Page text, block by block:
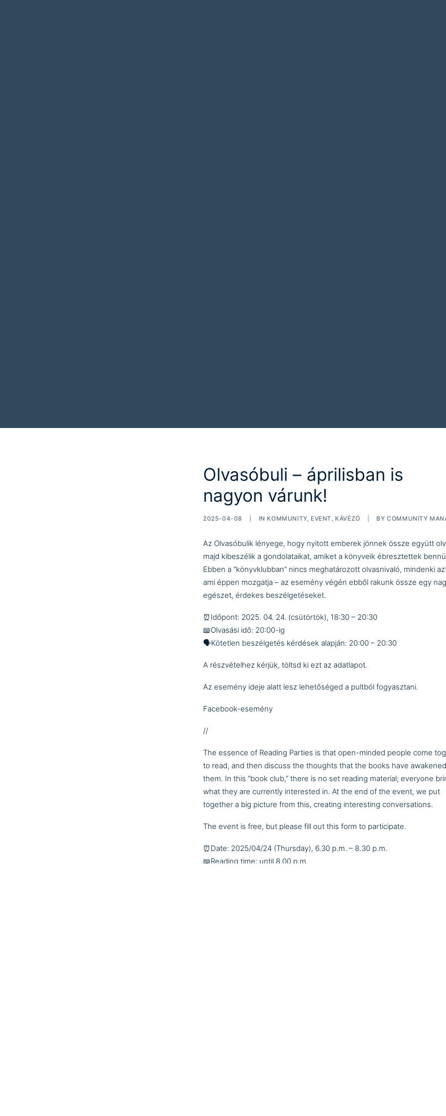
Olvasóbuli – áprilisban is
nagyon várunk!
2025-04-08 IN KOMMUNITY, EVENT, KÁVÉZÓ BYCOMMUNITY
Az Olvasóbulik lényege, hogy nyitott emberek jönnek össze együtt
majd kibeszélik a gondolataikat, amiket a könyveik ébresztettek
Ebben a “könyvklubban” nincs meghatározott olvasnivaló, mindenki
ami éppen mozgatja – az esemény végén ebből rakunk össze egy
egészet, érdekes beszélgetéseket.
⏰Időpont: 2025. 04. 24. (csütörtök), 18:30 – 20:30
📖Olvasási idő: 20:00-ig
🗣Kötetlen beszélgetés kérdések alapján: 20:00 – 20:30
A részvételhez kérjük, töltsd ki ezt az adatlapot.
Az esemény ideje alatt lesz lehetőséged a pultból fogyasztani.
Facebook-esemény
//
The essence of Reading Parties is that open-minded people come
to read, and then discuss the thoughts that the books have
them. In this “book club,” there is no set reading material; everyone
what they are currently interested in. At the end of the event, we put
together a big picture from this, creating interesting conversations.
The event is free, but please fill out this form to participate.
⏰Date: 2025/04/24 (Thursday), 6.30 p.m. – 8.30 p.m.
📖Reading time: until 8.00 p.m.